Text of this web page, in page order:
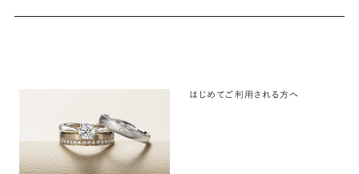
はじめてご利用される方へ